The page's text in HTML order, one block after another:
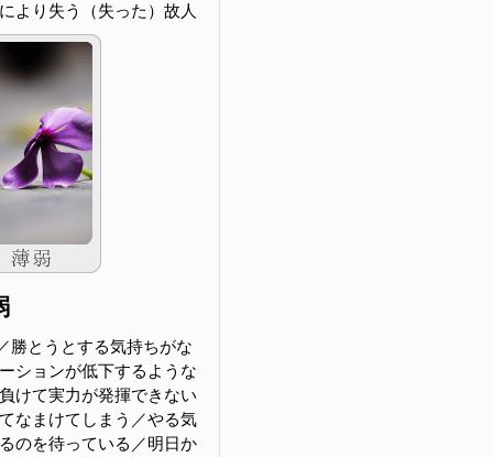
より失う（失った）故人
勝とうとする気持ちがな
ションが低下するような
けて実力が発揮できない
なまけてしまう／やる気
のを待っている／明日か